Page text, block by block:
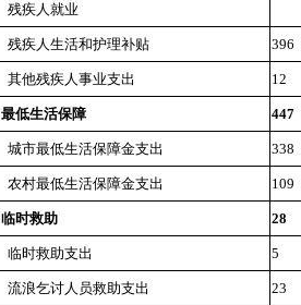
残疾人就业
残疾人生活和护理补贴 396
其他残疾人事业支出 12
最低生活保障 447
城市最低生活保障金支出 338
农村最低生活保障金支出 109
临时救助 28
临时救助支出 5
流浪乞讨人员救助支出 23